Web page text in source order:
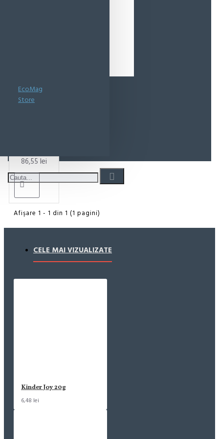
EcoMag
Store
86,55 lei
Afişare 1 - 1 din 1 (1 pagini)
CELE MAI VIZUALIZATE
Kinder Joy 20g
6,48 lei